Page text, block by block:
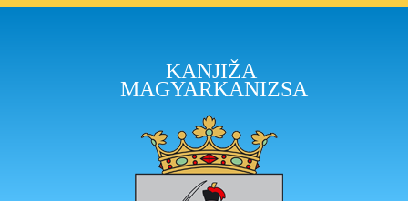
KANJIŽA
MAGYARKANIZSA